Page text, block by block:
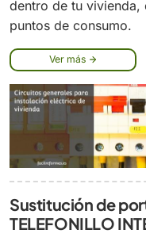
dentro de tu
puntos de consumo.
Ver más
Sustitución de
TELEFONILLO